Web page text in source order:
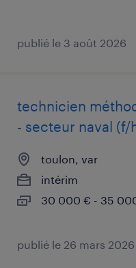
publié le 3 août 2026
technicien
- secteur naval (f/
toulon, var
intérim
30 000 € - 35
publié le 26 mars 2026